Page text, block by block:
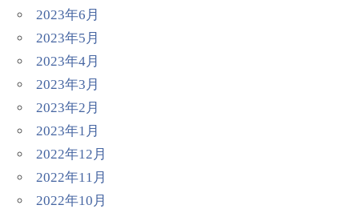
2023年6月
2023年5月
2023年4月
2023年3月
2023年2月
2023年1月
2022年12月
2022年11月
2022年10月